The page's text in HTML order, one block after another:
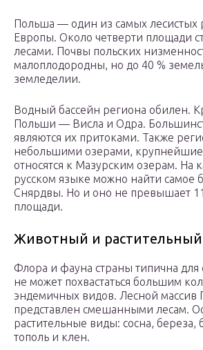
Польша — один из самых лесистых
Европы. Около четверти площади
лесами. Почвы польских
малоплодородны, но до 40 %
земледелии.
Водный бассейн региона обилен.
Польши — Висла и Одра.
являются их притоками. Также
небольшими озерами, крупнейшие
относятся к Мазурским озерам. На
русском языке можно найти
Снярдвы. Но и оно не превышает
площади.
Животный и
Флора и фауна страны типична для
не может похвастаться большим
эндемичных видов. Лесной массив
представлен смешанными лесам.
растительные виды: сосна, береза,
тополь и клен.